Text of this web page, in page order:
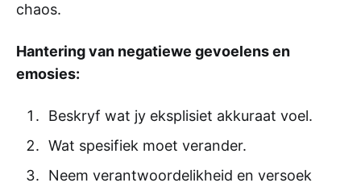
chaos.
Hantering van negatiewe gevoelens en
emosies:
Beskryf wat jy eksplisiet akkuraat voel.
Wat spesifiek moet verander.
Neem verantwoordelikheid en versoek